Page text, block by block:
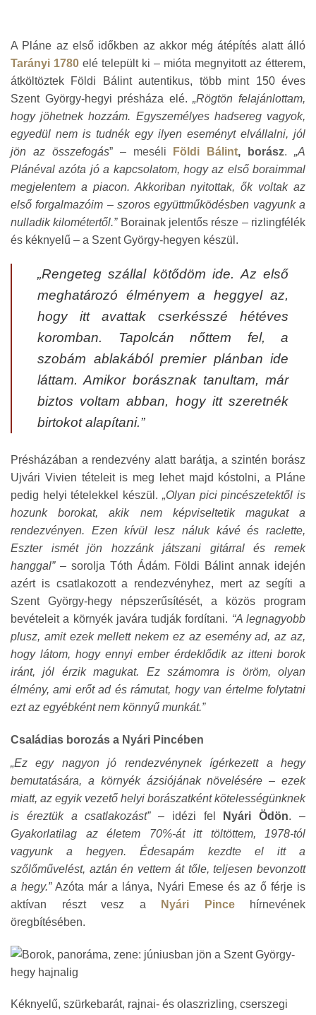
A Pláne az első időkben az akkor még átépítés alatt álló
Tarányi 1780 elé települt ki – mióta megnyitott az étterem,
átköltöztek Földi Bálint autentikus, több mint 150 éves
Szent György-hegyi présháza elé.„Rögtön felajánlottam,
hogy jöhetnek hozzám. Egyszemélyes hadsereg vagyok,
egyedül nem is tudnék egy ilyen eseményt elvállalni, jól
jön az összefogás” – meséli Földi Bálint, borász. „A
Plánéval azóta jó a kapcsolatom, hogy az első boraimmal
megjelentem a piacon. Akkoriban nyitottak, ők voltak az
első forgalmazóim – szoros együttműködésben vagyunk a
nulladik kilométertől.” Borainak jelentős része – rizlingfélék
és kéknyelű – a Szent György-hegyen készül.
„Rengeteg szállal kötődöm ide. Az első
meghatározó élményem a heggyel az,
hogy itt avattak cserkésszé hétéves
koromban. Tapolcán nőttem fel, a
szobám ablakából premier plánban ide
láttam. Amikor borásznak tanultam, már
biztos voltam abban, hogy itt szeretnék
birtokot alapítani.”
Présházában a rendezvény alatt barátja, a szintén borász
Ujvári Vivien tételeit is meg lehet majd kóstolni, a Pláne
pedig helyi tételekkel készül. „Olyan pici pincészetektől is
hozunk borokat, akik nem képviseltetik magukat a
rendezvényen. Ezen kívül lesz náluk kávé és raclette,
Eszter ismét jön hozzánk játszani gitárral és remek
hanggal” – sorolja Tóth Ádám. Földi Bálint annak idején
azért is csatlakozott a rendezvényhez, mert az segíti a
Szent György-hegy népszerűsítését, a közös program
bevételeit a környék javára tudják fordítani. “A legnagyobb
plusz, amit ezek mellett nekem ez az esemény ad, az az,
hogy látom, hogy ennyi ember érdeklődik az itteni borok
iránt, jól érzik magukat. Ez számomra is öröm, olyan
élmény, ami erőt ad és rámutat, hogy van értelme folytatni
ezt az egyébként nem könnyű munkát.”
Családias borozás a Nyári Pincében
„Ez egy nagyon jó rendezvénynek ígérkezett a hegy
bemutatására, a környék ázsiójának növelésére – ezek
miatt, az egyik vezető helyi borászatként kötelességünknek
is éreztük a csatlakozást”– idézi fel Nyári Ödön. –
Gyakorlatilag az életem 70%-át itt töltöttem, 1978-tól
vagyunk a hegyen. Édesapám kezdte el itt a
szőlőművelést, aztán én vettem át tőle, teljesen bevonzott
a hegy.”Azóta már a lánya, Nyári Emese és az ő férje is
aktívan részt vesz a
Nyári Pince
hírnevének
öregbítésében.
Kéknyelű, szürkebarát, rajnai- és olaszrizling, cserszegi